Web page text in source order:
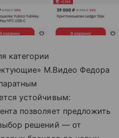
категории
М.Видео Федора
устойчивым:
позволяет предложить
решений — от